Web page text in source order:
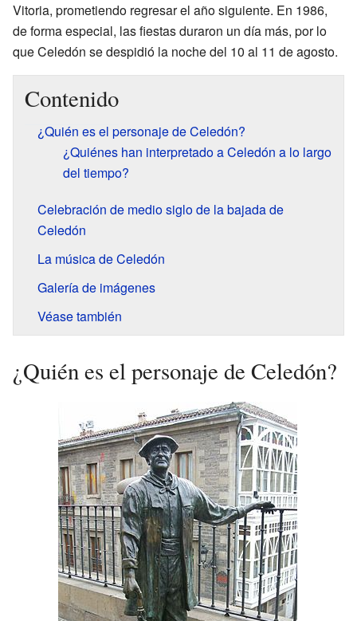
Vitoria, prometiendo regresar el año siguiente. En 1986,
de forma especial, las fiestas duraron un día más, por lo
que Celedón se despidió la noche del 10 al 11 de agosto.
Contenido
¿Quién es el personaje de Celedón?
¿Quiénes han interpretado a Celedón a lo largo
del tiempo?
Celebración de medio siglo de la bajada de
Celedón
La música de Celedón
Galería de imágenes
Véase también
¿Quién es el personaje de Celedón?